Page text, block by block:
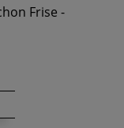
Frise -